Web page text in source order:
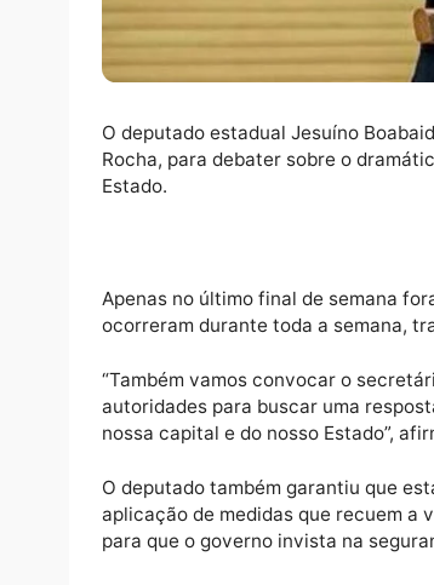
Rocha, para debater sobre o
Estado.
Apenas no último final de
ocorreram durante toda a
“Também vamos convocar o